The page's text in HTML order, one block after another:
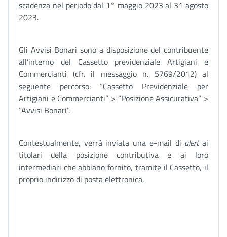
scadenza nel periodo dal 1° maggio 2023 al 31 agosto
2023.
Gli Avvisi Bonari sono a disposizione del contribuente
all’interno del Cassetto previdenziale Artigiani e
Commercianti (cfr. il messaggio n. 5769/2012) al
seguente percorso: “Cassetto Previdenziale per
Artigiani e Commercianti” > “Posizione Assicurativa” >
“Avvisi Bonari”.
Contestualmente, verrà inviata una e-mail di alertai
titolari della posizione contributiva e ai loro
intermediari che abbiano fornito, tramite il Cassetto, il
proprio indirizzo di posta elettronica.